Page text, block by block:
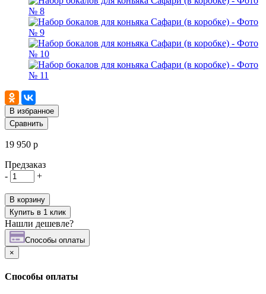
В избранное
Сравнить
19 950 р
Предзаказ
-
+
В корзину
Купить в 1 клик
Нашли дешевле?
Cпособы оплаты
×
Cпособы оплаты